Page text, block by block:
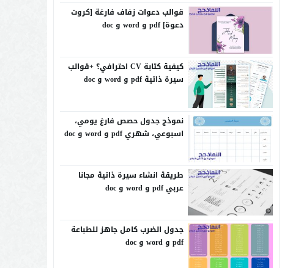
قوالب دعوات زفاف فارغة [كروت
دعوة] pdf و word و doc
كيفية كتابة CV احترافي؟ +قوالب
سيرة ذاتية pdf و word و doc
نموذج جدول حصص فارغ يومي،
اسبوعي، شهري pdf و word و doc
طريقة انشاء سيرة ذاتية مجانا
عربي pdf و word و doc
جدول الضرب كامل جاهز للطباعة
pdf و word و doc